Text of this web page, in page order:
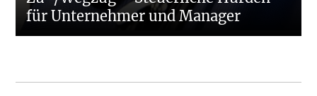
für Unternehmer und Manager